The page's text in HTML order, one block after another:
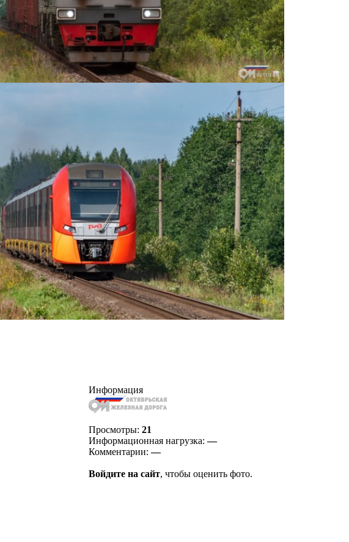
Информация
Просмотры: 21
Информационная нагрузка:—
Комментарии:—
Войдите на сайт, чтобы оценить фото.